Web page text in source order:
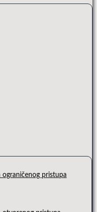
ograničenog pristupa